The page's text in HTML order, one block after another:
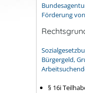
Förderung
Bürgergeld,
§ 16i